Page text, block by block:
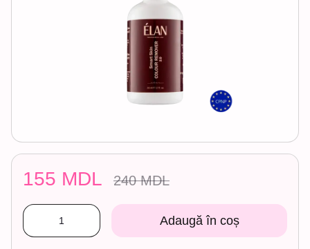
155 MDL 240 MDL
Adaugă în coș